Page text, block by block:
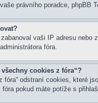
právního poradce, phpBB
vaši IP adresu nebo
fóra.
cookies z fóra“?
fóra“ odstraní cookies, které
pokud máte potíže s